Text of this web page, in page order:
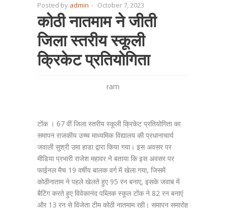
Posted by admin - October 7, 2023
कोठी नातमाम ने जीती
जिला स्तरीय स्कूली
क्रिकेट प्रतियोगिता
ram
टोंक । 67 वीं जिला स्तरीय स्कूली क्रिकेट प्रतियोगिता का
समापन राजकीय उच्च माध्यमिक विद्यालय की प्रधानाचार्य
जवाली सुश्री उमा हाडा द्वारा किया गया। इस अवसर पर
मीडिया प्रभारी राजेश महावर ने बताया कि इस अवसर पर
फाईनल मैच 19 वर्षीय बालक वर्ग में खेला गया, जिसमें
कोठीनाताम ने पहले खेलते हुए 95 रन बनाए, इसके जवाब में
बैटिंग करते हुए विवेकानंद पब्लिक स्कूल टोंक ने 82 रन बनाएं
और 13 रन से विजेता टीम कोठी नातमाम रही। समापन समारोह